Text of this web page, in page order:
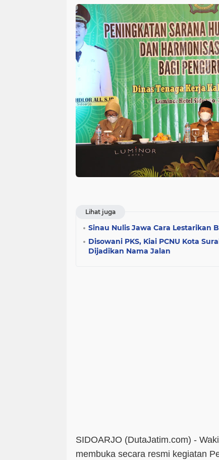
Lihat juga
Sinau Nulis Jawa Cara Lestarikan
Disowani PKS, Kiai PCNU Kota
Dijadikan Nama Jalan
SIDOARJO (DutaJatim.com) -
membuka secara resmi kegiatan